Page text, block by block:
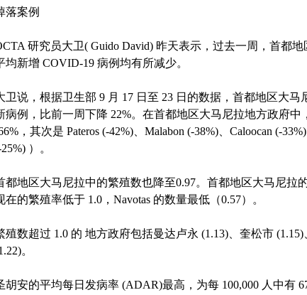
落案例
研究员大卫( Guido David) 昨天表示，过去一周，首都
均新增 COVID-19 病例均有所减少。
卫说，根据卫生部 9 月 17 日至 23 日的数据，首都地区大马
病例，比前一周下降 22%。在首都地区大马尼拉地方政府中
，其次是 Pateros (-42%)、Malabon (-38%)、Caloocan (-
）。
都地区大马尼拉中的繁殖数也降至0.97。首都地区大马尼拉
在的繁殖率低于 1.0，Navotas 的数量最低（0.57）。
殖数超过 1.0 的 地方政府包括曼达卢永 (1.13)、奎松市
。
胡安的平均每日发病率 (ADAR)最高，为每 100,000 人中有